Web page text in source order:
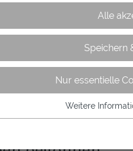
Alle
Speichern
Nur essentielle
Essentielle Cookies werden für
Weitere